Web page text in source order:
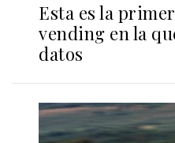
Esta es la
vending en la
datos